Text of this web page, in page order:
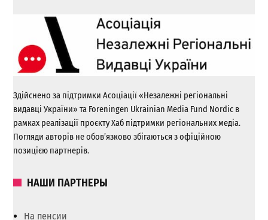
Здійснено за підтримки Асоціації «Незалежні регіональні
видавці України» та Foreningen Ukrainian Media Fund Nordic в
рамках реалізації проєкту Хаб підтримки регіональних медіа.
Погляди авторів не обов’язково збігаються з офіційною
позицією партнерів.
НАШИ ПАРТНЕРЫ
На пенсии